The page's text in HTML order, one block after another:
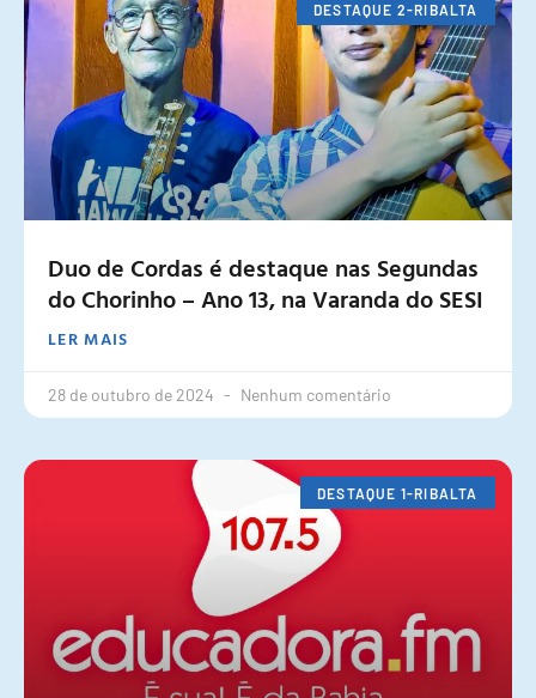
DESTAQUE 2-RIBALTA
Duo de Cordas é destaque nas Segundas
do Chorinho – Ano 13, na Varanda do SESI
LER MAIS
28 de outubro de 2024 Nenhum comentário
DESTAQUE 1-RIBALTA